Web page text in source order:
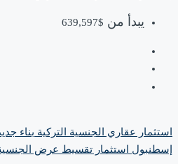
يبدأ من $639,597
استثمار عقاري الجنسية التركية بناء
إسطنبول
استثمار تقسيط عرض الجنسية